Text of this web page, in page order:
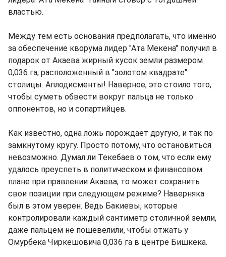
властью.
Между тем есть основания предполагать, что именно
за обеспечение кворума лидер "Ата Мекена" получил в
подарок от Акаева жирный кусок земли размером
0,036 га, расположенный в "золотом квадрате"
столицы. Аплодисменты! Наверное, это стоило того,
чтобы суметь обвести вокруг пальца не только
оппонентов, но и сопартийцев.
Как известно, одна ложь порождает другую, и так по
замкнутому кругу. Просто потому, что остановиться
невозможно. Думал ли Текебаев о том, что если ему
удалось преуспеть в политическом и финансовом
плане при правлении Акаева, то может сохранить
свои позиции при следующем режиме? Наверняка
был в этом уверен. Ведь Бакиевы, которые
контролировали каждый сантиметр столичной земли,
даже пальцем не пошевелили, чтобы отжать у
Омурбека Чиркешовича 0,036 га в центре Бишкека.